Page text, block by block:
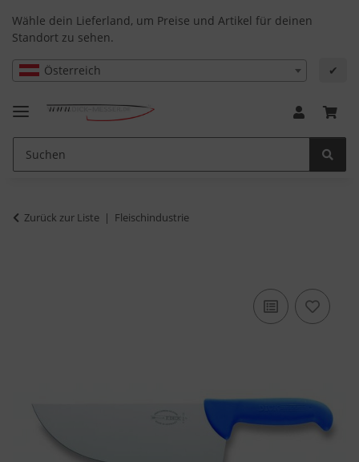
Wähle dein Lieferland, um Preise und Artikel für deinen
Standort zu sehen.
Österreich ✔
Zurück zur Liste Fleischindustrie